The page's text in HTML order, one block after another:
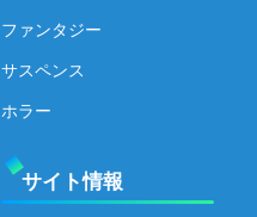
ファンタジー
サスペンス
ホラー
サイト情報